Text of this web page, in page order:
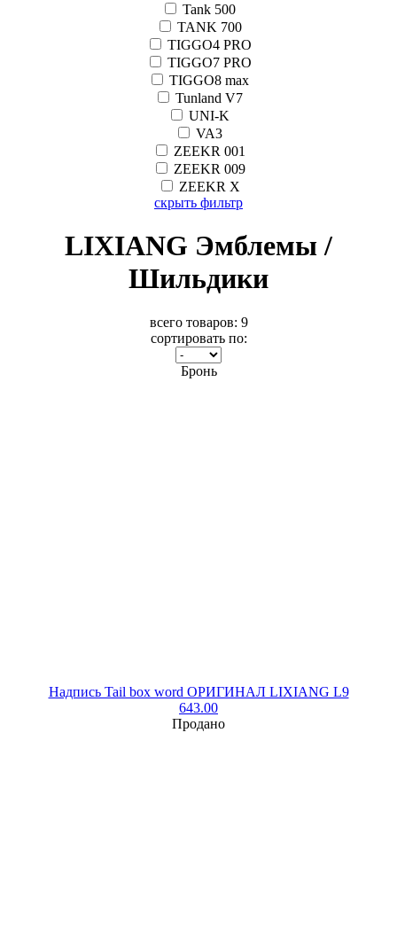
Tank 500
TANK 700
TIGGO4 PRO
TIGGO7 PRO
TIGGO8 max
Tunland V7
UNI-K
VA3
ZEEKR 001
ZEEKR 009
ZEEKR X
скрыть фильтр
LIXIANG Эмблемы /
Шильдики
всего товаров: 9
сортировать по:
Бронь
Надпись Tail box word ОРИГИНАЛ LIXIANG L9
643.00
Продано